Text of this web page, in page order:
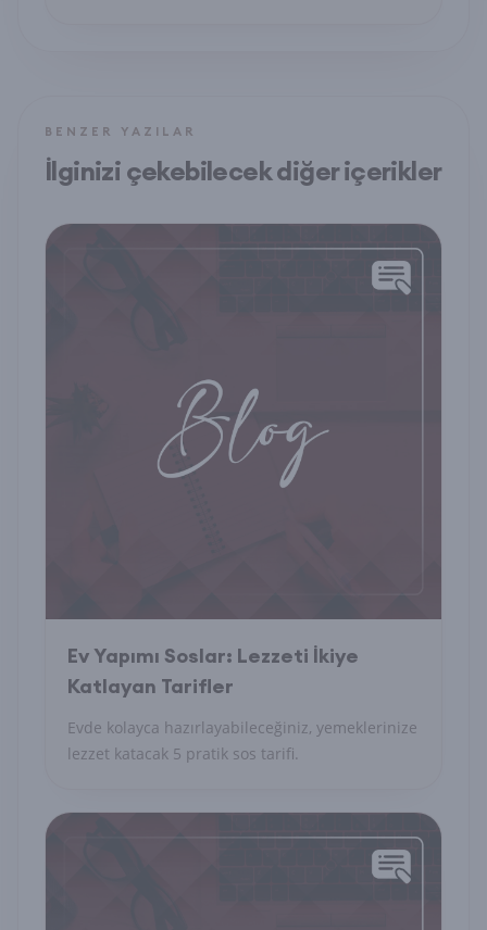
BENZER YAZILAR
İlginizi çekebilecek diğer içerikler
Ev Yapımı Soslar: Lezzeti İkiye
Katlayan Tarifler
Evde kolayca hazırlayabileceğiniz, yemeklerinize
lezzet katacak 5 pratik sos tarifi.